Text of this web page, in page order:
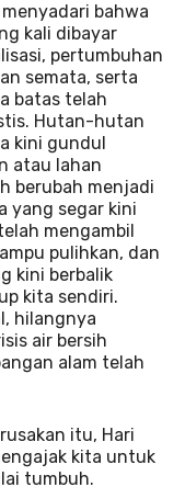
bahwa
kali dibayar
pertumbuhan
semata, serta
batas telah
Hutan-hutan
kini gundul
atau lahan
berubah menjadi
yang segar kini
mengambil
pulihkan, dan
kini berbalik
kita sendiri.
hilangnya
air bersih
alam telah
itu, Hari
kita untuk
tumbuh.